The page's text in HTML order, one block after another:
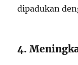
dipadukan
4.